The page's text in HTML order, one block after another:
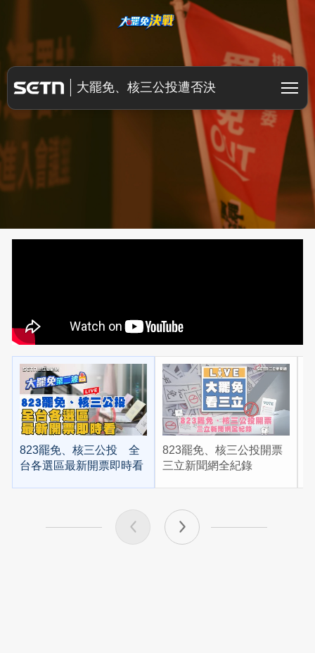
大罷免、核三公投遭否決
823罷免、核三公投 全
台各選區最新開票即時看
823罷免、核三公投開票
三立新聞網全紀錄